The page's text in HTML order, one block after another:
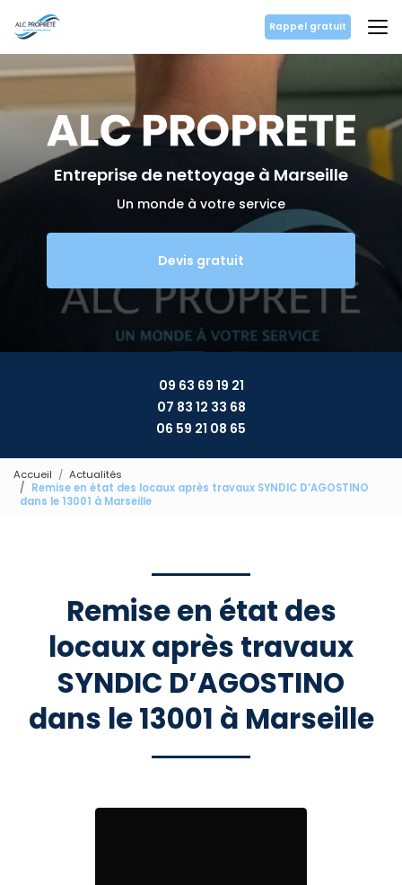
au
contenu
principal
Rappel gratuit
Entreprise de nettoyage à Marseille
Un monde à votre service
Devis gratuit
09 63 69 19 21
07 83 12 33 68
06 59 21 08 65
Accueil
Actualités
Remise en état des locaux après travaux SYNDIC D’AGOSTINO
dans le 13001 à Marseille
Remise en état des
locaux après travaux
SYNDIC D’AGOSTINO
dans le 13001 à Marseille